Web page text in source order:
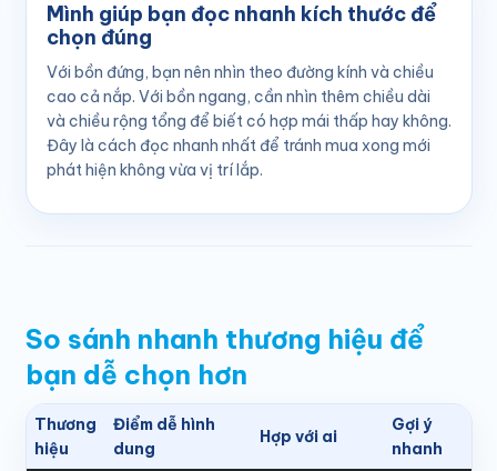
Mình giúp bạn đọc nhanh kích thước để
chọn đúng
Với bồn đứng, bạn nên nhìn theo đường kính và chiều
cao cả nắp. Với bồn ngang, cần nhìn thêm chiều dài
và chiều rộng tổng để biết có hợp mái thấp hay không.
Đây là cách đọc nhanh nhất để tránh mua xong mới
phát hiện không vừa vị trí lắp.
So sánh nhanh thương hiệu để
bạn dễ chọn hơn
Thương
hiệu
Điểm dễ hình
dung
Hợp với ai
Gợi ý
nhanh